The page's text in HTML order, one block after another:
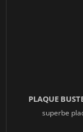
PLAQUE
superbe